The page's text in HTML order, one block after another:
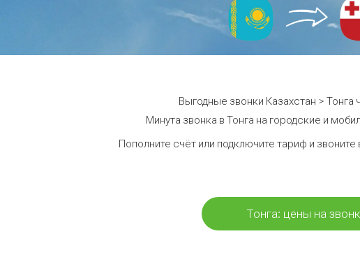
Выгодные звонки Казахстан > Тонга
Минута звонка в Тонга на городские и
Пополните счёт или подключите тариф и
Тонга: цены на